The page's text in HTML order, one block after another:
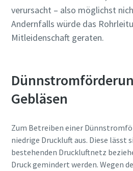
verursacht – also möglichst
Andernfalls würde das
Mitleidenschaft geraten.
Gebläsen
Zum Betreiben einer
niedrige Druckluft aus. Diese lässt
bestehenden Druckluftnetz
Druck gemindert werden. Wegen